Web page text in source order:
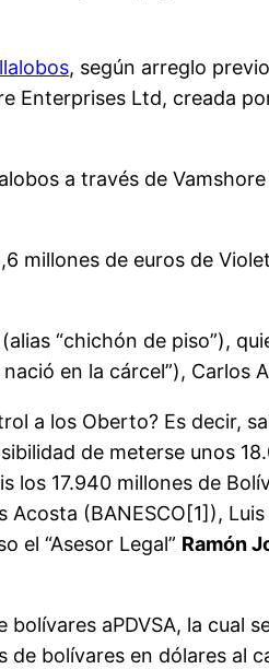
, según arreglo
Enterprises Ltd, creada
a través de
millones de euros de
“chichón de piso”),
nació en la cárcel”), Carlos
a los Oberto? Es decir,
de meterse unos
los 17.940 millones de
(BANESCO[1]),
el “Asesor Legal” Ramón
aPDVSA, la cual
bolívares en dólares al